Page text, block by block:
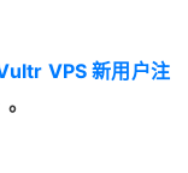
VPS 新用户注